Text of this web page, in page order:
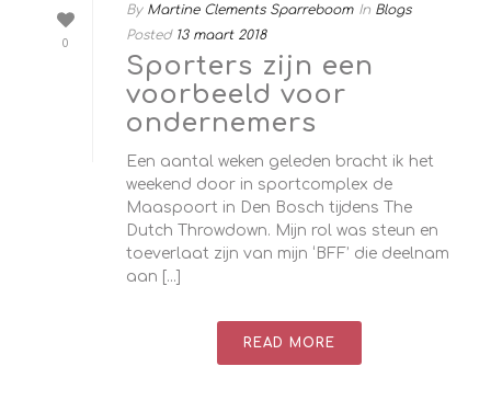
0
By Martine Clements Sparreboom In Blogs
Posted 13 maart 2018
Sporters zijn een
voorbeeld voor
ondernemers
Een aantal weken geleden bracht ik het
weekend door in sportcomplex de
Maaspoort in Den Bosch tijdens The
Dutch Throwdown. Mijn rol was steun en
toeverlaat zijn van mijn ‘BFF’ die deelnam
aan [...]
READ MORE